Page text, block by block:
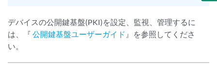
デバイスの公開鍵基盤(PKI)を設定、監視、管理するに
は、『 公開鍵基盤ユーザーガイド 』を参照してくださ
い。